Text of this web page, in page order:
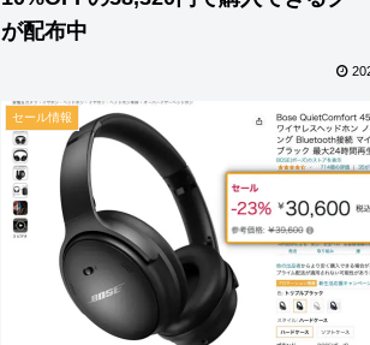
が配布中
セール情報